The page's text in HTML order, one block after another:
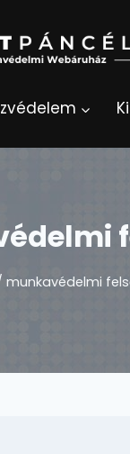
munkavédelmi